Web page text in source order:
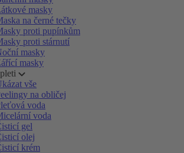
masky
na černé tečky
proti pupínkům
proti stárnutí
masky
masky
vše
na obličej
voda
voda
gel
olej
krém